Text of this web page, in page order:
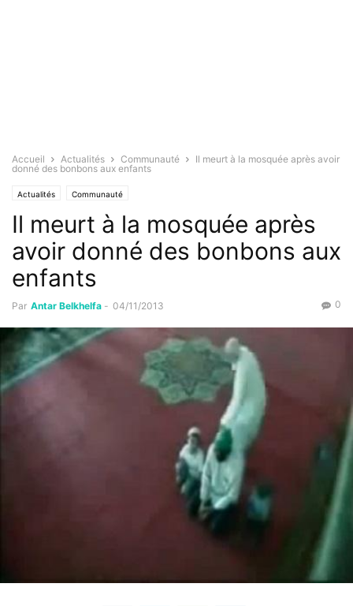
Accueil Actualités Communauté
Il meurt à la mosquée après avoir
donné des bonbons aux enfants
Actualités Communauté
Il meurt à la mosquée après
avoir donné des bonbons aux
enfants
Par Antar Belkhelfa - 04/11/2013 0